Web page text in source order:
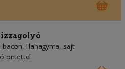
bacon lilahagyma sajt
öntettel